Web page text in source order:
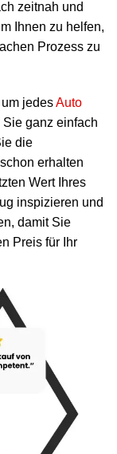
zeitnah und
Ihnen zu helfen,
Prozess zu
jedesAuto
ganz einfach
die
erhalten
Wert Ihres
inspizieren und
damit Sie
Preis für Ihr